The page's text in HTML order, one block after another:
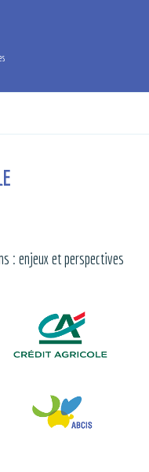
: enjeux et perspectives